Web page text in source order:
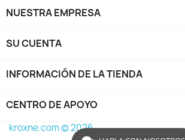
NUESTRA EMPRESA
SU CUENTA
INFORMACIÓN DE LA TIENDA
CENTRO DE APOYO
kroxne.com © 2026